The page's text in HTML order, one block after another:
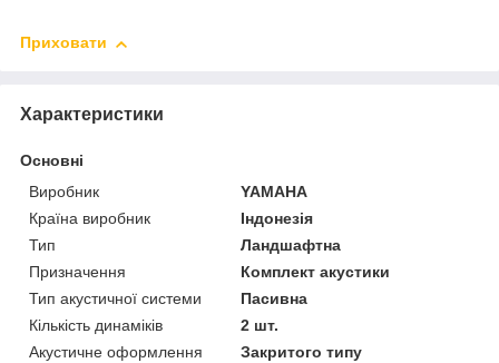
Приховати
Характеристики
Основні
Виробник
YAMAHA
Країна виробник
Індонезія
Тип
Ландшафтна
Призначення
Комплект акустики
Тип акустичної системи
Пасивна
Кількість динаміків
2 шт.
Акустичне оформлення
Закритого типу